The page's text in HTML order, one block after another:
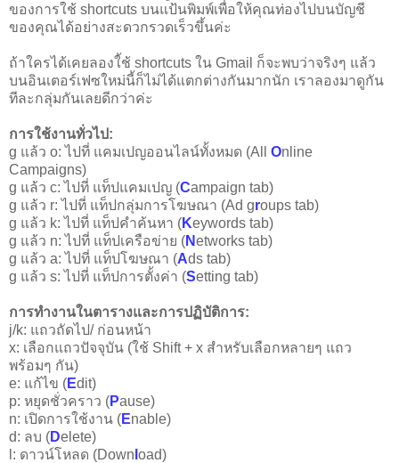
ของการใช้ shortcuts บนแป้นพิมพ์เพื่อให้คุณท่องไปบนบัญชี
ของคุณได้อย่างสะดวกรวดเร็วขึ้นค่ะ
ถ้าใครได้เคยลองใ้ช้ shortcuts ใน Gmail ก็จะพบว่าจริงๆ แล้ว
บนอินเตอร์เฟซใหม่นี้ก็ไม่ได้แตกต่างกันมากนัก เราลองมาดูกัน
ทีละกลุ่มกันเลยดีกว่าค่ะ
การใช้งานทั่วไป:
g แล้ว o: ไปที่ แคมเปญออนไลน์ทั้งหมด (All Online
Campaigns)
g แล้ว c: ไปที่ แท็ปแคมเปญ (Campaign tab)
g แล้ว r: ไปที่ แท็ปกลุ่มการโฆษณา (Ad groups tab)
g แล้ว k: ไปที่ แท็ปคำค้นหา (Keywords tab)
g แล้ว n: ไปที่ แท็ปเครือข่าย (Networks tab)
g แล้ว a: ไปที่ แท็ปโฆษณา (Ads tab)
g แล้ว s: ไปที่ แท็ปการตั้งค่า (Setting tab)
การทำงานในตารางและการปฏิบัติการ:
j/k: แถวถัดไป/ ก่อนหน้า
x: เลือกแถวปัจจุบัน (ใช้ Shift + x สำหรับเลือกหลายๆ แถว
พร้อมๆ กัน)
e: แก้ไข (Edit)
p: หยุดชั่วคราว (Pause)
n: เปิดการใช้งาน (Enable)
d: ลบ (Delete)
l: ดาวน์โหลด (Down oad)